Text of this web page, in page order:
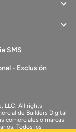
SMS
- Exclusión
LLC. All rights
de Builders Digital
comerciales o marcas
Todos los